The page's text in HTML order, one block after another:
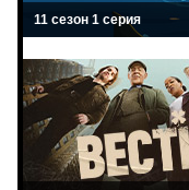
11 сезон 1 серия